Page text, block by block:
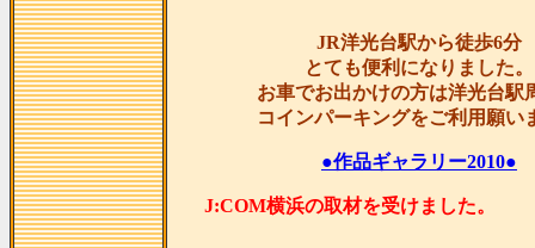
JR洋光台駅から徒歩6分
とても便利になりました。
お車でお出かけの方は洋光台駅
コインパーキングをご利用願い
●作品ギャラリー2010●
J:COM横浜の取材を受け